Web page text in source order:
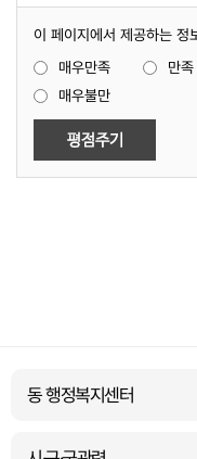
이 페이지에서 제공하는 정
매우만족
만족
매우불만
동 행정복지센터